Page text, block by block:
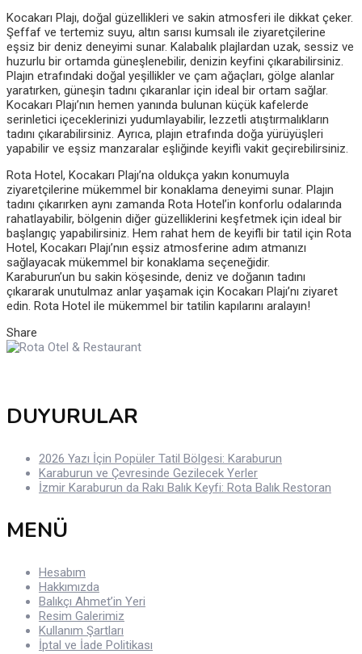
Kocakarı Plajı, doğal güzellikleri ve sakin atmosferi ile dikkat çeker.
Şeffaf ve tertemiz suyu, altın sarısı kumsalı ile ziyaretçilerine
eşsiz bir deniz deneyimi sunar. Kalabalık plajlardan uzak, sessiz ve
huzurlu bir ortamda güneşlenebilir, denizin keyfini çıkarabilirsiniz.
Plajın etrafındaki doğal yeşillikler ve çam ağaçları, gölge alanlar
yaratırken, güneşin tadını çıkaranlar için ideal bir ortam sağlar.
Kocakarı Plajı’nın hemen yanında bulunan küçük kafelerde
serinletici içeceklerinizi yudumlayabilir, lezzetli atıştırmalıkların
tadını çıkarabilirsiniz. Ayrıca, plajın etrafında doğa yürüyüşleri
yapabilir ve eşsiz manzaralar eşliğinde keyifli vakit geçirebilirsiniz.
Rota Hotel, Kocakarı Plajı’na oldukça yakın konumuyla
ziyaretçilerine mükemmel bir konaklama deneyimi sunar. Plajın
tadını çıkarırken aynı zamanda Rota Hotel’in konforlu odalarında
rahatlayabilir, bölgenin diğer güzelliklerini keşfetmek için ideal bir
başlangıç yapabilirsiniz. Hem rahat hem de keyifli bir tatil için Rota
Hotel, Kocakarı Plajı’nın eşsiz atmosferine adım atmanızı
sağlayacak mükemmel bir konaklama seçeneğidir.
Karaburun’un bu sakin köşesinde, deniz ve doğanın tadını
çıkararak unutulmaz anlar yaşamak için Kocakarı Plajı’nı ziyaret
edin. Rota Hotel ile mükemmel bir tatilin kapılarını aralayın!
Share
DUYURULAR
2026 Yazı İçin Popüler Tatil Bölgesi: Karaburun
Karaburun ve Çevresinde Gezilecek Yerler
İzmir Karaburun da Rakı Balık Keyfi: Rota Balık Restoran
MENÜ
Hesabım
Hakkımızda
Balıkçı Ahmet’in Yeri
Resim Galerimiz
Kullanım Şartları
İptal ve İade Politikası